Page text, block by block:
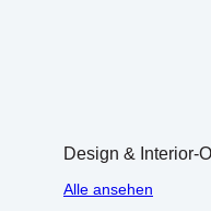
Design & Interior-
Alle ansehen